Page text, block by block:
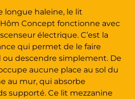
longue haleine, le lit
Concept fonctionne avec
électrique. C’est la
qui permet de le faire
descendre simplement. De
aucune place au sol du
au mur, qui absorbe
supporté. Ce lit mezzanine